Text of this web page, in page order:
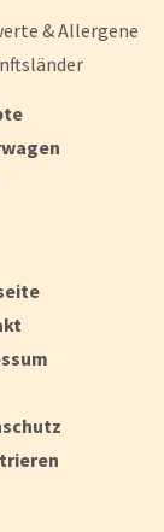
& Allergene